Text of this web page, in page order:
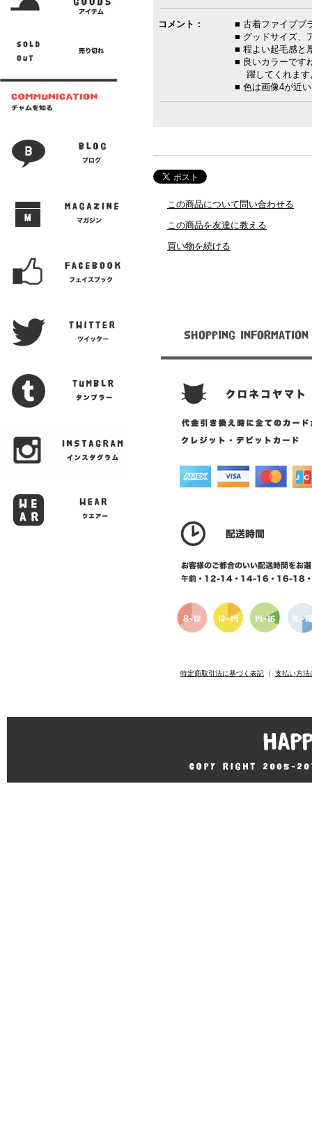
コメント：
■ 古着ファイブブ
■ グッドサイズ、
■ 程よい起毛感と
■ 良いカラーです
躍してくれます
■ 色は画像4が近
この商品について問い合わせる
この商品を友達に教える
買い物を続ける
特定商取引法に基づく表記｜ 支払い方法